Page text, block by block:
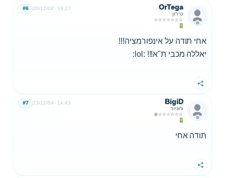
OrTega
טירון
20/12/04 19:27
#6
אחי תודה על אינפורמציה!!!
יאללה מכבי ת"א!!! :lol:
שתף
BigiD
ג'וניור
23/12/04 14:43
#7
תודה אחי
שתף